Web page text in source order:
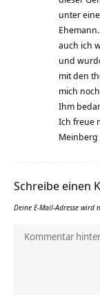
unter
auch ich
und
mit den
mich
Ihm
Ich freue
Meinberg
Schreibe einen
Deine E-Mail-Adresse wird